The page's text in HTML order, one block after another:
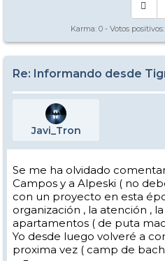
Karma: 0 - Votos positivos:
Re: Informando desde
Javi_Tron
Se me ha olvidado
Campos y a Alpeski ( no
con un proyecto en esta
organización , la atención ,
apartamentos ( de puta
Yo desde luego volveré a
proxima vez ( camp de